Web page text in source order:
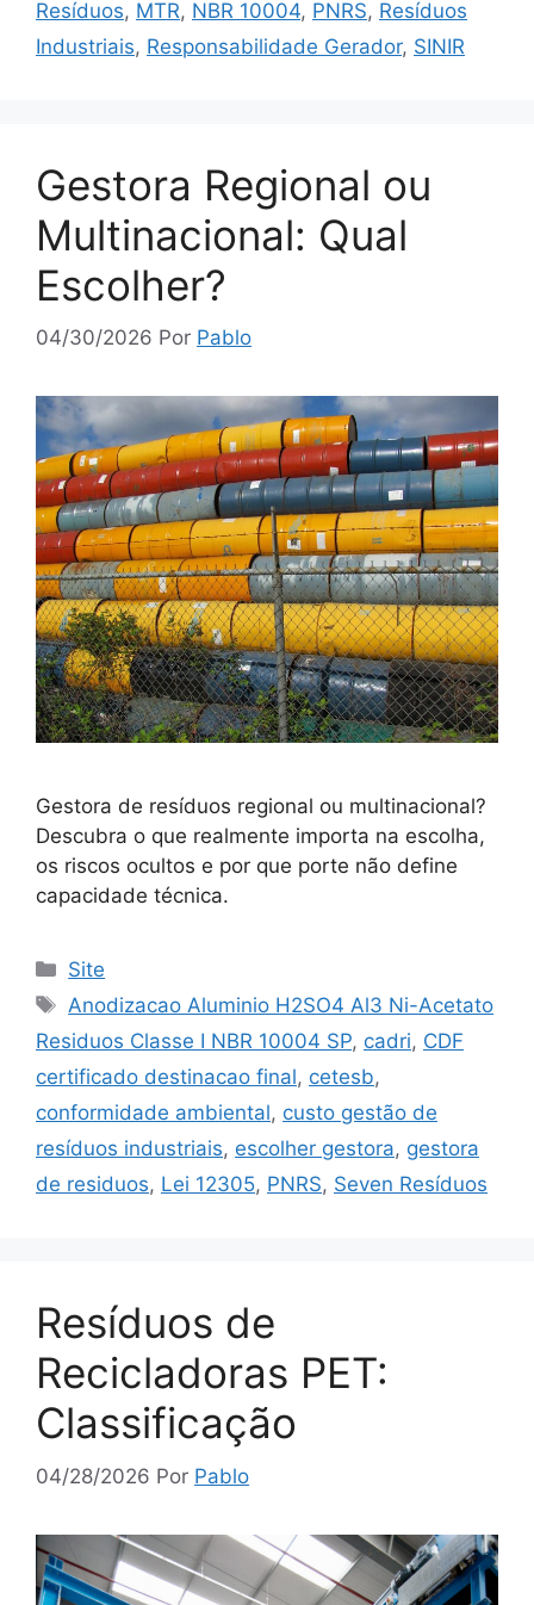
Resíduos, MTR, NBR 10004, PNRS, Resíduos
Industriais, Responsabilidade Gerador, SINIR
Gestora Regional ou
Multinacional: Qual
Escolher?
04/30/2026 Por Pablo
Gestora de resíduos regional ou multinacional?
Descubra o que realmente importa na escolha,
os riscos ocultos e por que porte não define
capacidade técnica.
Site
Anodizacao Aluminio H2SO4 Al3 Ni-Acetato
Residuos Classe I NBR 10004 SP, cadri, CDF
certificado destinacao final, cetesb,
conformidade ambiental, custo gestão de
resíduos industriais, escolher gestora, gestora
de residuos, Lei 12305, PNRS, Seven Resíduos
Resíduos de
Recicladoras PET:
Classificação
04/28/2026 Por Pablo